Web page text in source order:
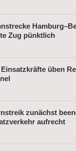
Zug pünktlich
Einsatzkräfte üben
zunächst
aufrecht